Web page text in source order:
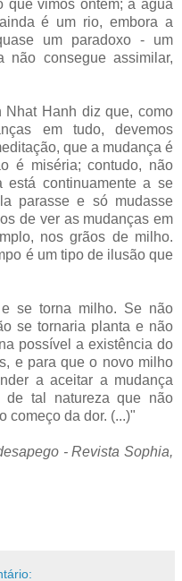
que vimos ontem; a água
é um rio, embora a
um paradoxo - um
não consegue assimilar,
Nhat Hanh diz que, como
em tudo, devemos
que a mudança é
é miséria; contudo, não
está continuamente a se
parasse e só mudasse
de ver as mudanças em
nos grãos de milho.
é um tipo de ilusão que
se torna milho. Se não
se tornaria planta e não
possível a existência do
e para que o novo milho
a aceitar a mudança
de tal natureza que não
começo da dor. (...)"
- Revista Sophia,